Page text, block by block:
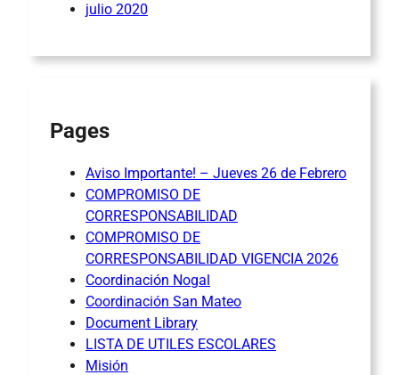
julio 2020
Pages
Aviso Importante! – Jueves 26 de Febrero
COMPROMISO DE
CORRESPONSABILIDAD
COMPROMISO DE
CORRESPONSABILIDAD VIGENCIA 2026
Coordinación Nogal
Coordinación San Mateo
Document Library
LISTA DE UTILES ESCOLARES
Misión